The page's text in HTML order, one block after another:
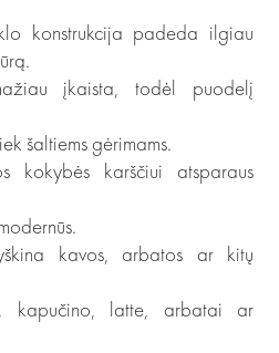
konstrukcija padeda ilgiau
įkaista, todėl puodelį
šaltiems gėrimams.
kokybės karščiui atsparaus
kavos, arbatos ar kitų
kapučino, latte, arbatai ar